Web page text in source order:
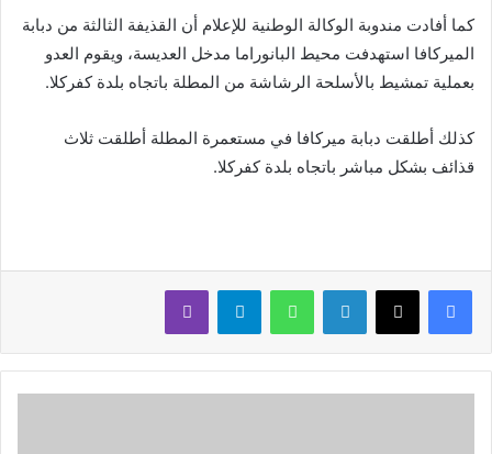
كما أفادت مندوبة الوكالة الوطنية للإعلام أن القذيفة الثالثة من دبابة
الميركافا استهدفت محيط البانوراما مدخل العديسة، ويقوم العدو
بعملية تمشيط بالأسلحة الرشاشة من المطلة باتجاه بلدة كفركلا.
كذلك أطلقت دبابة ميركافا في مستعمرة المطلة أطلقت ثلاث
قذائف بشكل مباشر باتجاه بلدة ⁧‫كفركلا.
لينكدإن واتساب تيلقرام ڤايبر